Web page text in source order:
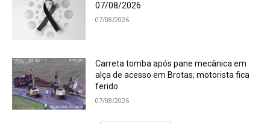
07/08/2026
07/08/2026
Carreta tomba após pane mecânica em
alça de acesso em Brotas; motorista fica
ferido
07/08/2026